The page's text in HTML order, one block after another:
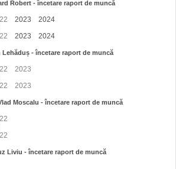
Robert - încetare raport de muncă
2023 2024
2023 2024
Lehăduș - încetare raport de muncă
2023
2023
Moscalu - încetare raport de muncă
Liviu - încetare raport de muncă